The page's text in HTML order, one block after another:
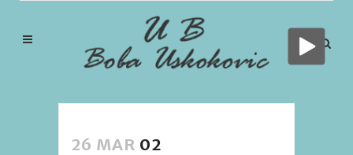
26 MAR 02